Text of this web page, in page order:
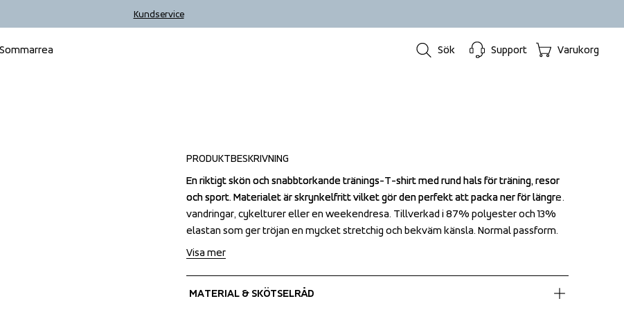
Kundservice
Sommarrea Sök Support Varukorg
PRODUKTBESKRIVNING
En riktigt skön och snabbtorkande tränings-T-shirt med rund hals för träning, resor
och sport. Materialet är skrynkelfritt vilket gör den perfekt att packa ner för längre
vandringar, cykelturer eller en weekendresa. Tillverkad i 87% polyester och 13%
elastan som ger tröjan en mycket stretchig och bekväm känsla. Normal passform.
En riktigt skön och snabbtorkande tränings-T-shirt med rund hals för träning, resor
och sport. Materialet är skrynkelfritt vilket gör den perfekt att packa ner för längre
vandringar, cykelturer eller en weekendresa. Tillverkad i 87% polyester och 13%
elastan som ger tröjan en mycket stretchig och bekväm känsla. Normal passform.
Visa mer
MATERIAL & SKÖTSELRÅD